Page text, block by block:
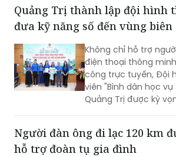
Chương trình sẽ được
tháng 8/2026.
Quảng Trị thành lập đội hình
đưa kỹ năng số đến vùng biên
Không chỉ hỗ trợ
điện thoại thông
công trực tuyến, Đội
viên "Bình dân học
Quảng Trị được kỳ
khu vực biên giới.
Người đàn ông đi lạc 120 km
hỗ trợ đoàn tụ gia đình